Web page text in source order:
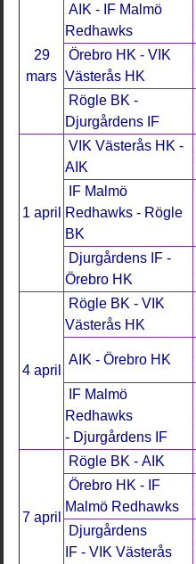
29
mars
AIK - IF Malmö
Redhawks
Örebro HK - VIK
Västerås HK
Rögle BK -
Djurgårdens IF
1 april
VIK Västerås HK -
AIK
IF Malmö
Redhawks - Rögle
BK
Djurgårdens IF -
Örebro HK
4 april
Rögle BK - VIK
Västerås HK
AIK - Örebro HK
IF Malmö
Redhawks
- Djurgårdens IF
7 april
Rögle BK - AIK
Örebro HK - IF
Malmö Redhawks
Djurgårdens
IF - VIK Västerås